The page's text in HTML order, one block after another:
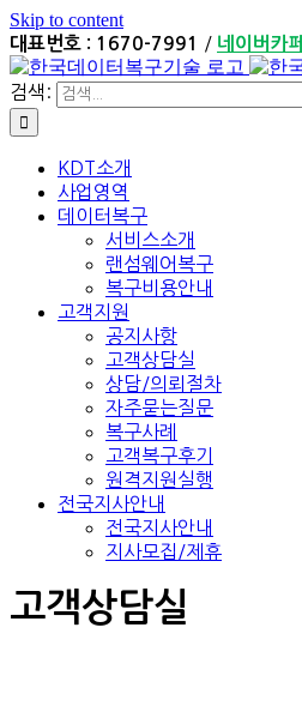
Skip to content
대표번호 : 1670-7991 / 네이버카페
검색:
KDT소개
사업영역
데이터복구
서비스소개
랜섬웨어복구
복구비용안내
고객지원
공지사항
고객상담실
상담/의뢰절차
자주묻는질문
복구사례
고객복구후기
원격지원실행
전국지사안내
전국지사안내
지사모집/제휴
고객상담실